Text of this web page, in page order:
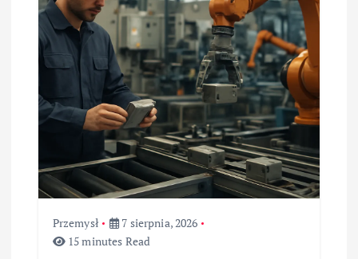
a
w
p
s
Przemysł
7 sierpnia, 2026
15 minutes Read